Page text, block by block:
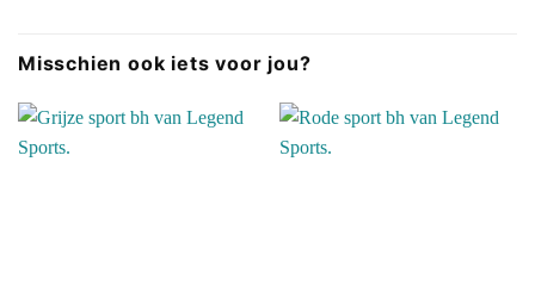
Misschien ook iets voor jou?